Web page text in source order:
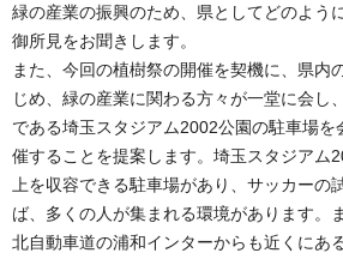
緑の産業の振興のため、県としてどのよう
御所見をお聞きします。
また、今回の植樹祭の開催を契機に、県内
じめ、緑の産業に関わる方々が一堂に会し
である埼玉スタジアム2002公園の駐車場を
催することを提案します。埼玉スタジアム
上を収容できる駐車場があり、サッカーの
ば、多くの人が集まれる環境があります。
北自動車道の浦和インターからも近くにあ